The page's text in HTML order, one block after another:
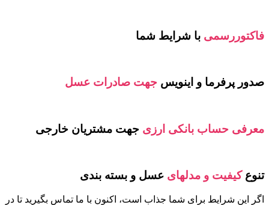
فاکتوررسمی با شرایط شما
صدور پرفرما و اینویس جهت صادرات عسل
معرفی حساب بانکی ارزی جهت مشتریان خارجی
تنوعکیفیت و مدلهای عسل و بسته بندی
اگر این شرایط برای شما جذاب است، اکنون با ما تماس بگیرید تا در